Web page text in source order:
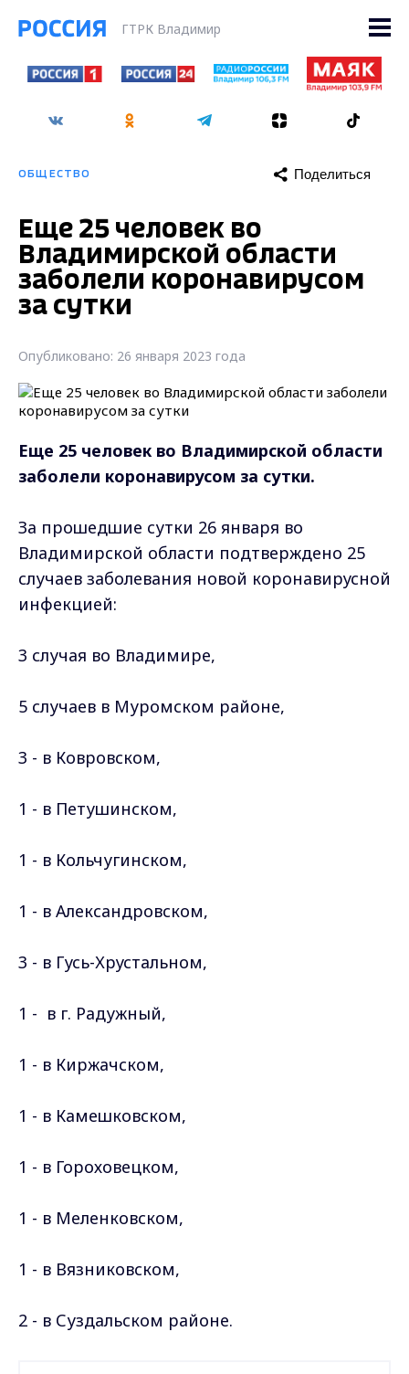
ГТРК Владимир
ОБЩЕСТВО Поделиться
Еще 25 человек во
Владимирской области
заболели коронавирусом
за сутки
Опубликовано: 26 января 2023 года
Еще 25 человек во Владимирской области
заболели коронавирусом за сутки.
За прошедшие сутки 26 января во
Владимирской области подтверждено 25
случаев заболевания новой коронавирусной
инфекцией:
3 случая во Владимире,
5 случаев в Муромском районе,
3 - в Ковровском,
1 - в Петушинском,
1 - в Кольчугинском,
1 - в Александровском,
3 - в Гусь-Хрустальном,
1 - в г. Радужный,
1 - в Киржачском,
1 - в Камешковском,
1 - в Гороховецком,
1 - в Меленковском,
1 - в Вязниковском,
2 - в Суздальском районе.